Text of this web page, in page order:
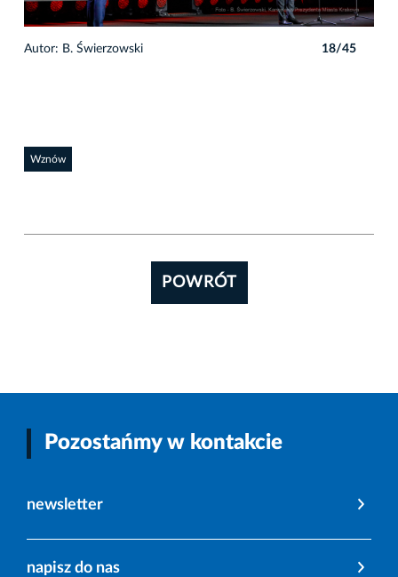
Autor: B. Świerzowski 18/45
Wznów
POWRÓT
Pozostańmy w kontakcie
newsletter
napisz do nas